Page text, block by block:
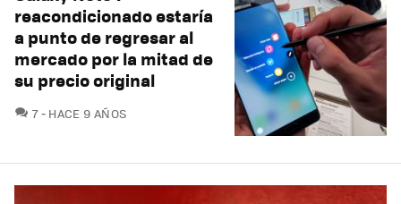
reacondicionado estaría
a punto de regresar al
mercado por la mitad de
su precio original
7COMENTARIOS
HACE 9 AÑOS